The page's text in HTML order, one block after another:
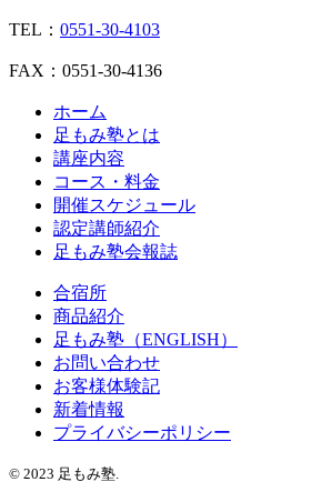
TEL： 0551-30-4103
FAX：0551-30-4136
ホーム
足もみ塾とは
講座内容
コース・料金
開催スケジュール
認定講師紹介
足もみ塾会報誌
合宿所
商品紹介
足もみ塾（ENGLISH）
お問い合わせ
お客様体験記
新着情報
プライバシーポリシー
© 2023 足もみ塾.